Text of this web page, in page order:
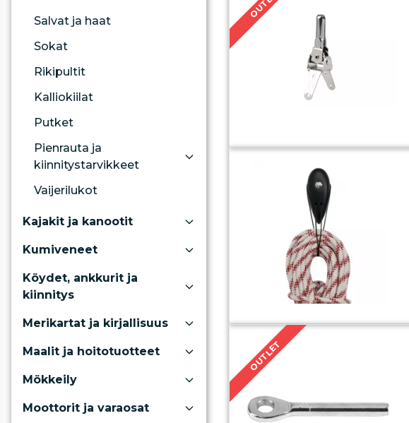
Salvat ja haat
Sokat
Rikipultit
Kalliokiilat
Putket
Pienrauta ja
kiinnitystarvikkeet
Vaijerilukot
Kajakit ja kanootit
Kumiveneet
Köydet, ankkurit ja
kiinnitys
Merikartat ja kirjallisuus
Maalit ja hoitotuotteet
Mökkeily
Moottorit ja varaosat
OUTLET